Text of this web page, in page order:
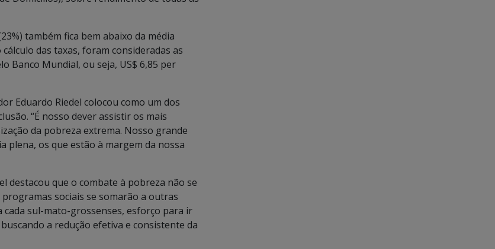
também fica bem abaixo da média
das taxas, foram consideradas as
Banco Mundial, ou seja, US$ 6,85 per
Eduardo Riedel colocou como um dos
“É nosso dever assistir os mais
da pobreza extrema. Nosso grande
plena, os que estão à margem da nossa
destacou que o combate à pobreza não se
sociais se somarão a outras
cada sul-mato-grossenses, esforço para ir
a redução efetiva e consistente da